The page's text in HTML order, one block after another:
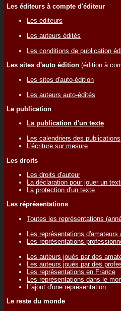
Les éditeurs à compte d'éditeur
Les éditeurs
Les auteurs édités
Les conditions de publication
Les sites d'auto édition (édition à
Les sites d'auto-édition
Les auteurs auto-édités
La publication
La publication d'un texte
Les calendriers des publications
L'écriture sur mesure
Les droits
Les droits d'auteur
La déclaration pour jouer un
La protection d'un texte
Les réprésentations
Toutes les représentations
Les représentations d'amateurs
Les représentations
Les auteurs joués par des
Les auteurs joués par des
Les représentations en France
Les représentations dans le
L'ajout d'une représentation
Le reste du monde